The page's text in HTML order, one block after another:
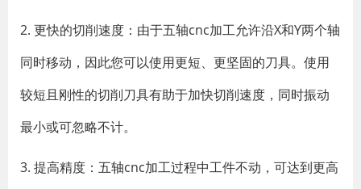
2. 更快的切削速度：由于五轴cnc加工允许沿X和Y两个轴
同时移动，因此您可以使用更短、更坚固的刀具。使用
较短且刚性的切削刀具有助于加快切削速度，同时振动
最小或可忽略不计。
3. 提高精度：五轴cnc加工过程中工件不动，可达到更高